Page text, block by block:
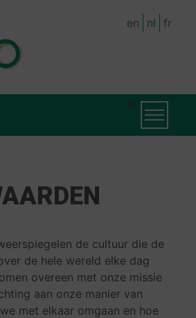
en nl fr
Toggle
de cultuur die de
de hele wereld elke dag
overeen met onze missie
aan onze manier van
met elkaar omgaan en hoe